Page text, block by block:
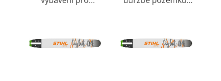
zahradnictví. Výhodou
zároveň…